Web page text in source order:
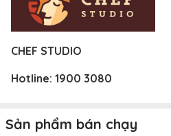
CHEF STUDIO
Hotline: 1900 3080
Sản phẩm bán chạy